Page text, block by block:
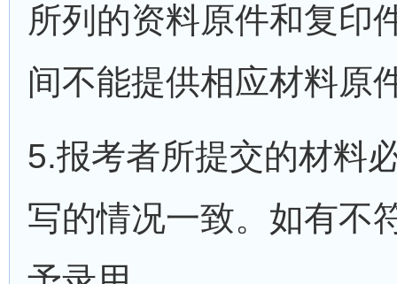
所列的资料原件和复印
间不能提供相应材料原
5.报考者所提交的材料
写的情况一致。如有不